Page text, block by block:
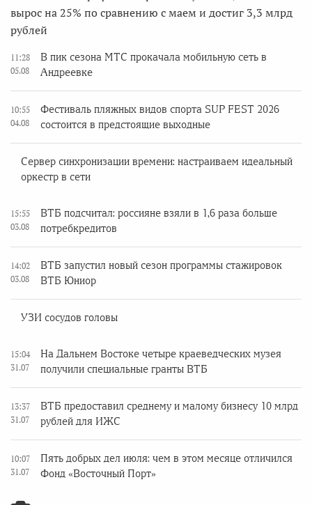
вырос на 25% по сравнению с маем и достиг 3,3 млрд
рублей
11:28
05.08
В пик сезона МТС прокачала мобильную сеть в
Андреевке
10:55
04.08
Фестиваль пляжных видов спорта SUP FEST 2026
состоится в предстоящие выходные
Сервер синхронизации времени: настраиваем идеальный
оркестр в сети
15:55
03.08
ВТБ подсчитал: россияне взяли в 1,6 раза больше
потребкредитов
14:02
03.08
ВТБ запустил новый сезон программы стажировок
ВТБ Юниор
УЗИ сосудов головы
15:04
31.07
На Дальнем Востоке четыре краеведческих музея
получили специальные гранты ВТБ
13:37
31.07
ВТБ предоставил среднему и малому бизнесу 10 млрд
рублей для ИЖС
10:07
31.07
Пять добрых дел июля: чем в этом месяце отличился
Фонд «Восточный Порт»